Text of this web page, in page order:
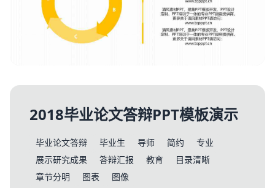
2018毕业论文答辩PPT模板演示
毕业论文答辩 毕业生 导师 简约
专业
展示研究成果
答辩汇报 教育
目录清晰
章节分明
图表 图像